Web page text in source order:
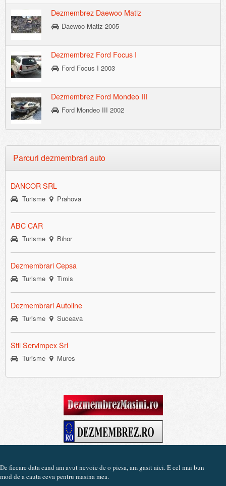
Dezmembrez Daewoo Matiz
Daewoo Matiz 2005
Dezmembrez Ford Focus I
Ford Focus I 2003
Dezmembrez Ford Mondeo III
Ford Mondeo III 2002
Parcuri dezmembrari auto
DANCOR SRL
Turisme Prahova
ABC CAR
Turisme Bihor
Dezmembrari Cepsa
Turisme Timis
Dezmembrari Autoline
Turisme Suceava
Stil Servimpex Srl
Turisme Mures
De fiecare data cand am avut nevoie de o piesa, am gasit aici. E cel mai bun
mod de a cauta ceva pentru masina mea.